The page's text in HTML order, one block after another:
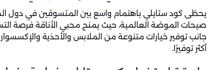
يحظى كود ستايلي باهتمام واسع بين المتسوقين في دول
صيحات الموضة العالمية، حيث يمنح محبي الأناقة فرصة
جانب توفير خيارات متنوعة من الملابس والأحذية
أكثر توفيرًا.